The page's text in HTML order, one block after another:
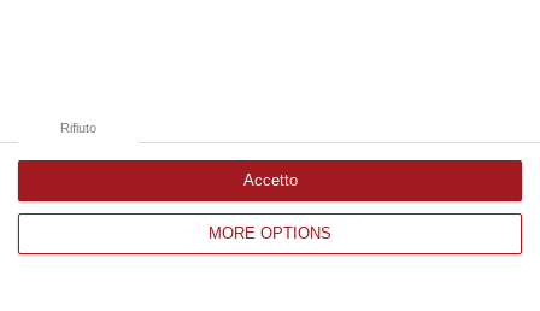
MORE OPTIONS
Rifiuto
Accetto
Corriere delle Calabria è una testata giornalistica di News&Com S.r.l